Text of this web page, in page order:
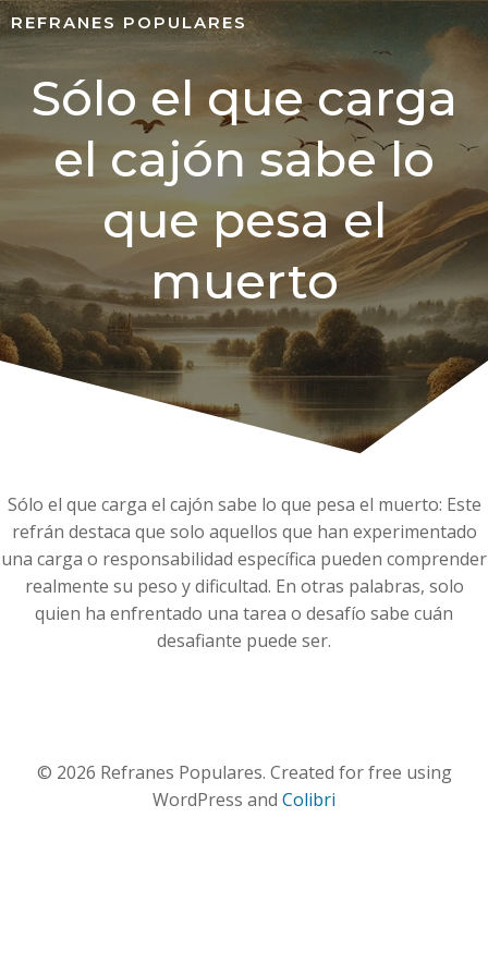
REFRANES POPULARES
Sólo el que carga
el cajón sabe lo
que pesa el
muerto
Sólo el que carga el cajón sabe lo que pesa el muerto: Este
refrán destaca que solo aquellos que han experimentado
una carga o responsabilidad específica pueden comprender
realmente su peso y dificultad. En otras palabras, solo
quien ha enfrentado una tarea o desafío sabe cuán
desafiante puede ser.
© 2026 Refranes Populares. Created for free using
WordPress and Colibri